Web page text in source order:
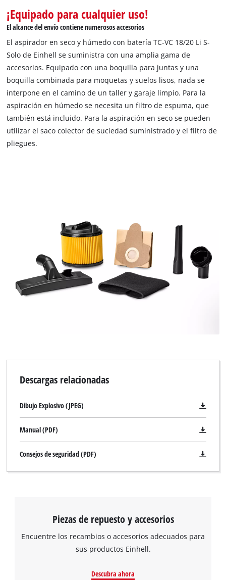
¡Equipado para cualquier uso!
El alcance del envío contiene numerosos accesorios
El aspirador en seco y húmedo con batería TC-VC 18/20 Li S-
Solo de Einhell se suministra con una amplia gama de
accesorios. Equipado con una boquilla para juntas y una
boquilla combinada para moquetas y suelos lisos, nada se
interpone en el camino de un taller y garaje limpio. Para la
aspiración en húmedo se necesita un filtro de espuma, que
también está incluido. Para la aspiración en seco se pueden
utilizar el saco colector de suciedad suministrado y el filtro de
pliegues.
Descargas relacionadas
Dibujo Explosivo (JPEG)
Manual (PDF)
Consejos de seguridad (PDF)
Piezas de repuesto y accesorios
Encuentre los recambios o accesorios adecuados para
sus productos Einhell.
Descubra ahora